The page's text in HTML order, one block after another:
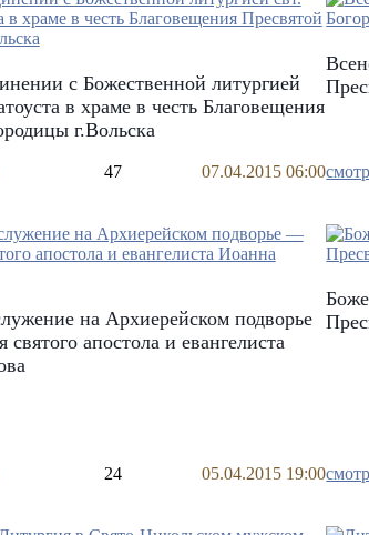
с Божественной литургией
в храме в честь Благовещения
г.Вольска
47 07.04.2015 06:00
на Архиерейском подворье
апостола и евангелиста
24 05.04.2015 19:00